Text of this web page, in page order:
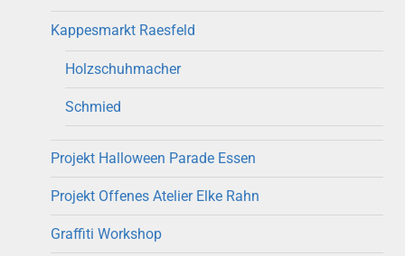
Kappesmarkt Raesfeld
Holzschuhmacher
Schmied
Projekt Halloween Parade Essen
Projekt Offenes Atelier Elke Rahn
Graffiti Workshop